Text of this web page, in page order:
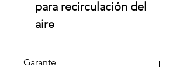
para recirculación del
aire
Garante